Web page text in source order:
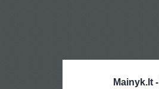
Mainyk.lt -